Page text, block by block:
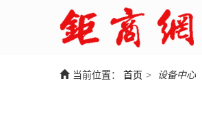
当前位置： 首页 > 设备中心